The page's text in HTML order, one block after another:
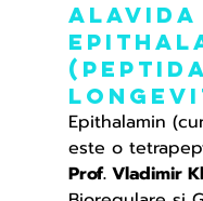
Alavida
Epithalamin
este o
Prof. Vladimir